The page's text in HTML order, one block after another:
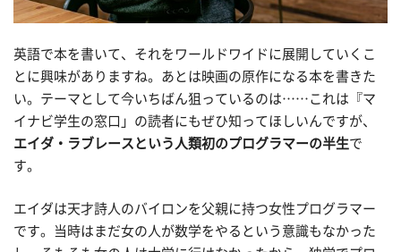
英語で本を書いて、それをワールドワイドに展開していくこ
とに興味がありますね。あとは映画の原作になる本を書きた
い。テーマとして今いちばん狙っているのは……これは『マ
イナビ学生の窓口」の読者にもぜひ知ってほしいんですが、
エイダ・ラブレースという人類初のプログラマーの半生で
す。
エイダは天才詩人のバイロンを父親に持つ女性プログラマー
です。当時はまだ女の人が数学をやるという意識もなかった